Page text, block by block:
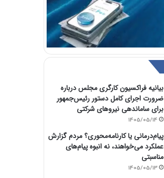
بیانیه فراکسیون کارگری مجلس درباره
ضرورت اجرای کامل دستور رئیس‌جمهور
برای ساماندهی نیروهای شرکتی
1405/05/14
پیام‌درمانی یا کارنامه‌محوری؟ مردم گزارش
عملکرد می‌خواهند، نه انبوه پیام‌های
مناسبتی
1405/05/13